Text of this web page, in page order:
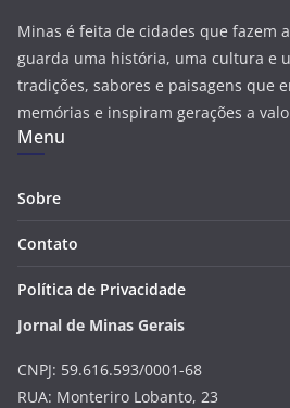
Minas é feita de cidades que fazem
guarda uma história, uma cultura e
tradições, sabores e paisagens que
memórias e inspiram gerações a
Menu
Sobre
Contato
Política de Privacidade
Jornal de Minas Gerais
CNPJ: 59.616.593/0001-68
RUA: Monteriro Lobanto, 23